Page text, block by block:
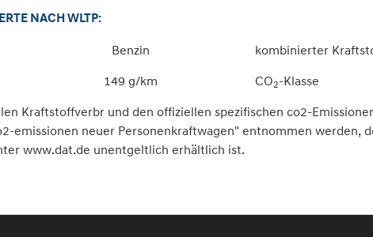
NACH WLTP:
Benzin kombinierter
149 g/km CO2-Klasse
Kraftstoffverbr und den offiziellen spezifischen co2-
emissionen neuer Personenkraftwagen" entnommen werden,
www.dat.de unentgeltlich erhältlich ist.